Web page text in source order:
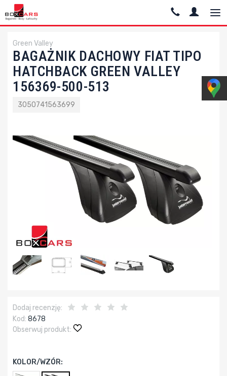
Green Valley
BAGAŻNIK DACHOWY FIAT TIPO
HATCHBACK GREEN VALLEY
156369-500-513
3050741563699
Dodaj recenzję:
Kod: 8678
Obserwuj produkt:
KOLOR/WZÓR: